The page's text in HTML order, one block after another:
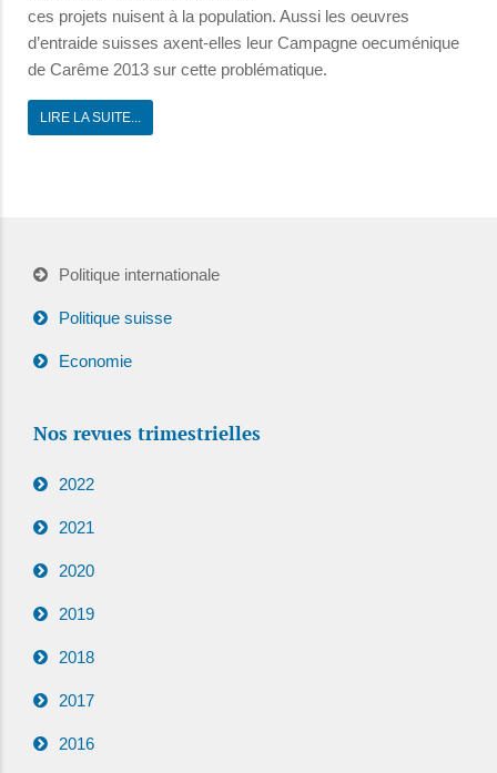
ces projets nuisent à la population. Aussi les oeuvres
d’entraide suisses axent-elles leur Campagne oecuménique
de Carême 2013 sur cette problématique.
LIRE LA SUITE...
Politique internationale
Politique suisse
Economie
Nos revues trimestrielles
2022
2021
2020
2019
2018
2017
2016